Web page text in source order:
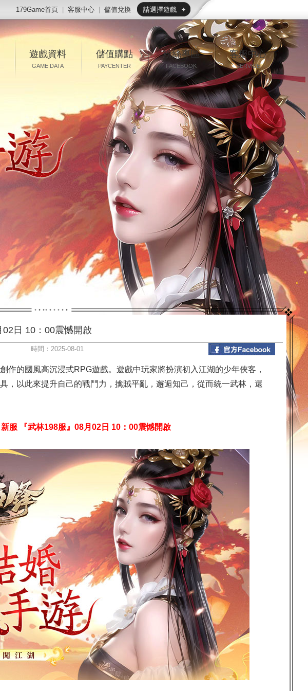
179Game首頁 客服中心 儲值兌換 請選擇遊戲
遊戲資料
GAME DATA
儲值購點
PAYCENTER
粉絲專區
FACEBOOK
客服中心
SERVIDE
日 10：00震憾開啟
時間：2025-08-01
作的國風高沉浸式RPG遊戲。遊戲中玩家將扮演初入江湖的少年俠客，
，以此來提升自己的戰鬥力，擒賊平亂，邂逅知己，從而統一武林，還
新服 『武林198服』08月02日 10：00震憾開啟